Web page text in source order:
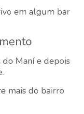
em algum bar
do Maní e depois
mais do bairro